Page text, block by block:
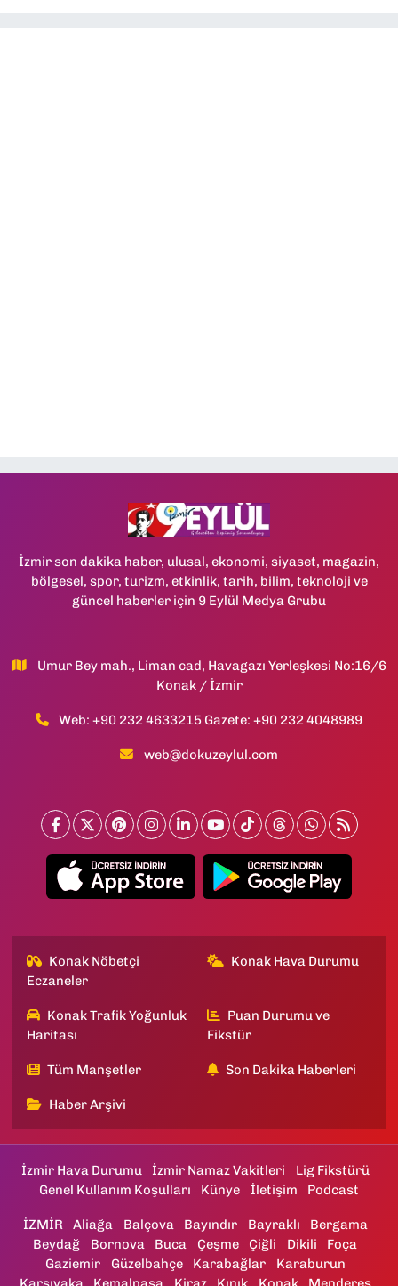
İzmir son dakika haber, ulusal, ekonomi, siyaset, magazin,
bölgesel, spor, turizm, etkinlik, tarih, bilim, teknoloji ve
güncel haberler için 9 Eylül Medya Grubu
Umur Bey mah., Liman cad, Havagazı Yerleşkesi No:16/6
Konak / İzmir
Web: +90 232 4633215 Gazete: +90 232 4048989
web@dokuzeylul.com
Konak Nöbetçi
Eczaneler
Konak Hava Durumu
Konak Trafik Yoğunluk
Haritası
Puan Durumu ve
Fikstür
Tüm Manşetler Son Dakika Haberleri
Haber Arşivi
İzmir Hava Durumu İzmir Namaz Vakitleri
Lig Fikstürü
Genel Kullanım Koşulları
Künye İletişim Podcast
İZMİR Aliağa Balçova Bayındır Bayraklı
Bergama
Beydağ
Bornova Buca Çeşme Çiğli Dikili
Foça
Gaziemir
Güzelbahçe Karabağlar
Karaburun